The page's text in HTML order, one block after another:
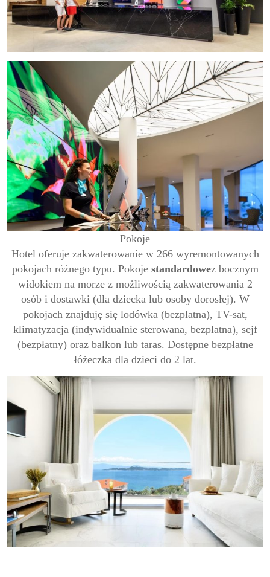
Pokoje
Hotel oferuje zakwaterowanie w 266 wyremontowanych
pokojach różnego typu. Pokoje standardowez bocznym
widokiem na morze z możliwością zakwaterowania 2
osób i dostawki (dla dziecka lub osoby dorosłej). W
pokojach znajduję się lodówka (bezpłatna), TV-sat,
klimatyzacja (indywidualnie sterowana, bezpłatna), sejf
(bezpłatny) oraz balkon lub taras. Dostępne bezpłatne
łóżeczka dla dzieci do 2 lat.